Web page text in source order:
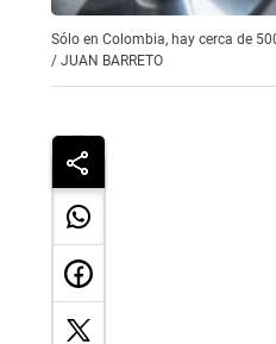
Sólo en Colombia, hay cerca de
/ JUAN BARRETO